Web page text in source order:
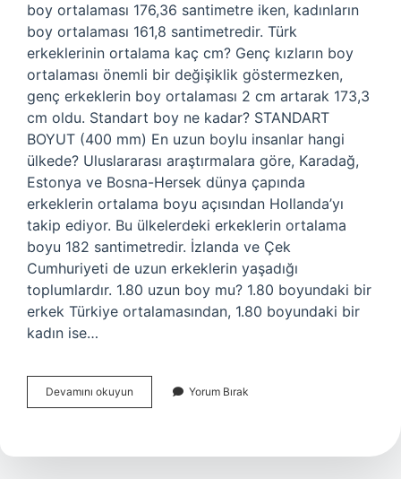
boy ortalaması 176,36 santimetre iken, kadınların
boy ortalaması 161,8 santimetredir. Türk
erkeklerinin ortalama kaç cm? Genç kızların boy
ortalaması önemli bir değişiklik göstermezken,
genç erkeklerin boy ortalaması 2 cm artarak 173,3
cm oldu. Standart boy ne kadar? STANDART
BOYUT (400 mm) En uzun boylu insanlar hangi
ülkede? Uluslararası araştırmalara göre, Karadağ,
Estonya ve Bosna-Hersek dünya çapında
erkeklerin ortalama boyu açısından Hollanda’yı
takip ediyor. Bu ülkelerdeki erkeklerin ortalama
boyu 182 santimetredir. İzlanda ve Çek
Cumhuriyeti de uzun erkeklerin yaşadığı
toplumlardır. 1.80 uzun boy mu? 1.80 boyundaki bir
erkek Türkiye ortalamasından, 1.80 boyundaki bir
kadın ise…
Devamını okuyun Türkiyenin
Boyu
Yorum Bırak